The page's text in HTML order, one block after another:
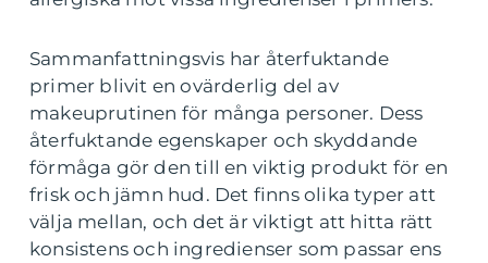
Sammanfattningsvis har återfuktande
primer blivit en ovärderlig del av
makeuprutinen för många personer. Dess
återfuktande egenskaper och skyddande
förmåga gör den till en viktig produkt för en
frisk och jämn hud. Det finns olika typer att
välja mellan, och det är viktigt att hitta rätt
konsistens och ingredienser som passar ens